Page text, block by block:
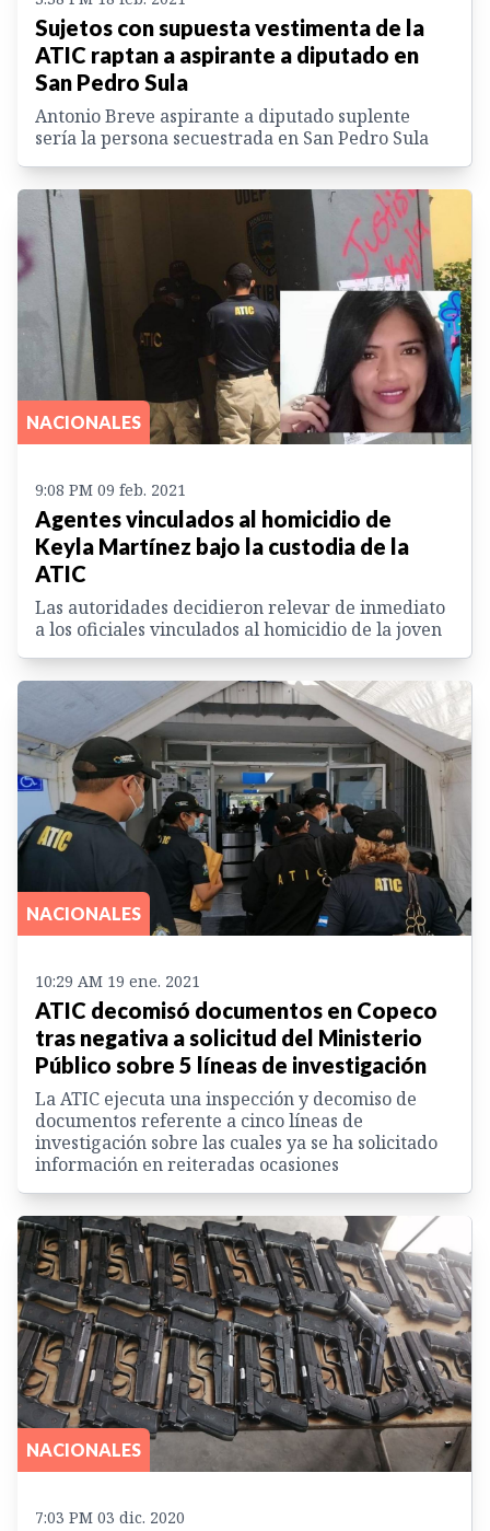
Sujetos con supuesta vestimenta de la
ATIC raptan a aspirante a diputado en
San Pedro Sula
Antonio Breve aspirante a diputado suplente
sería la persona secuestrada en San Pedro Sula
NACIONALES
9:08 PM 09 feb. 2021
Agentes vinculados al homicidio de
Keyla Martínez bajo la custodia de la
ATIC
Las autoridades decidieron relevar de inmediato
a los oficiales vinculados al homicidio de la joven
NACIONALES
10:29 AM 19 ene. 2021
ATIC decomisó documentos en Copeco
tras negativa a solicitud del Ministerio
Público sobre 5 líneas de investigación
La ATIC ejecuta una inspección y decomiso de
documentos referente a cinco líneas de
investigación sobre las cuales ya se ha solicitado
información en reiteradas ocasiones
NACIONALES
7:03 PM 03 dic. 2020